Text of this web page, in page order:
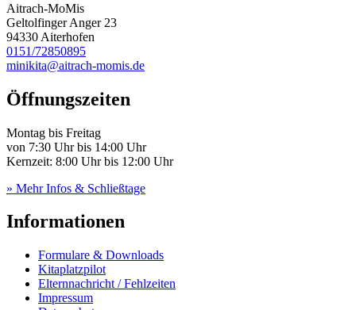
Aitrach-MoMis
Geltolfinger Anger 23
94330 Aiterhofen
0151/72850895
minikita@aitrach-momis.de
Öffnungszeiten
Montag bis Freitag
von 7:30 Uhr bis 14:00 Uhr
Kernzeit: 8:00 Uhr bis 12:00 Uhr
» Mehr Infos & Schließtage
Informationen
Formulare & Downloads
Kitaplatzpilot
Elternnachricht / Fehlzeiten
Impressum